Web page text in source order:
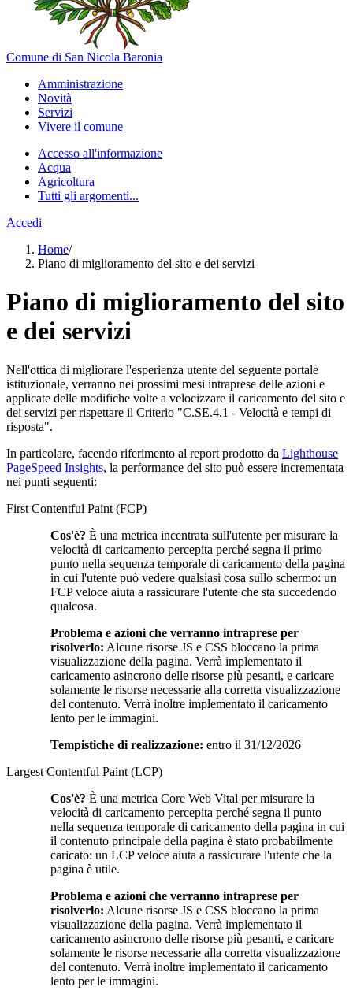
Comune di San Nicola Baronia
Amministrazione
Novità
Servizi
Vivere il comune
Accesso all'informazione
Acqua
Agricoltura
Tutti gli argomenti...
Accedi
Home/
Piano di miglioramento del sito e dei servizi
Piano di miglioramento del sito
e dei servizi
Nell'ottica di migliorare l'esperienza utente del seguente portale
istituzionale, verranno nei prossimi mesi intraprese delle azioni e
applicate delle modifiche volte a velocizzare il caricamento del sito e
dei servizi per rispettare il Criterio "C.SE.4.1 - Velocità e tempi di
risposta".
In particolare, facendo riferimento al report prodotto da Lighthouse
PageSpeed Insights, la performance del sito può essere incrementata
nei punti seguenti:
First Contentful Paint (FCP)
Cos'è? È una metrica incentrata sull'utente per misurare la
velocità di caricamento percepita perché segna il primo
punto nella sequenza temporale di caricamento della pagina
in cui l'utente può vedere qualsiasi cosa sullo schermo: un
FCP veloce aiuta a rassicurare l'utente che sta succedendo
qualcosa.
Problema e azioni che verranno intraprese per
risolverlo: Alcune risorse JS e CSS bloccano la prima
visualizzazione della pagina. Verrà implementato il
caricamento asincrono delle risorse più pesanti, e caricare
solamente le risorse necessarie alla corretta visualizzazione
del contenuto. Verrà inoltre implementato il caricamento
lento per le immagini.
Tempistiche di realizzazione: entro il 31/12/2026
Largest Contentful Paint (LCP)
Cos'è? È una metrica Core Web Vital per misurare la
velocità di caricamento percepita perché segna il punto
nella sequenza temporale di caricamento della pagina in cui
il contenuto principale della pagina è stato probabilmente
caricato: un LCP veloce aiuta a rassicurare l'utente che la
pagina è utile.
Problema e azioni che verranno intraprese per
risolverlo: Alcune risorse JS e CSS bloccano la prima
visualizzazione della pagina. Verrà implementato il
caricamento asincrono delle risorse più pesanti, e caricare
solamente le risorse necessarie alla corretta visualizzazione
del contenuto. Verrà inoltre implementato il caricamento
lento per le immagini.